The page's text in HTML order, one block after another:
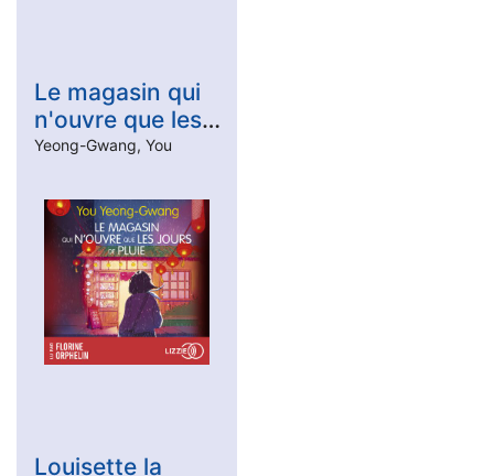
Le magasin qui
n'ouvre que les
jours de pluie
Yeong-Gwang, You
Louisette la